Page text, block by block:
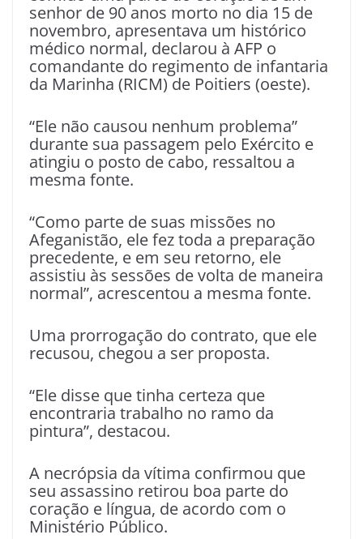
senhor de 90 anos morto no dia 15 de
novembro, apresentava um histórico
médico normal, declarou à AFP o
comandante do regimento de infantaria
da Marinha (RICM) de Poitiers (oeste).
“Ele não causou nenhum problema”
durante sua passagem pelo Exército e
atingiu o posto de cabo, ressaltou a
mesma fonte.
“Como parte de suas missões no
Afeganistão, ele fez toda a preparação
precedente, e em seu retorno, ele
assistiu às sessões de volta de maneira
normal”, acrescentou a mesma fonte.
Uma prorrogação do contrato, que ele
recusou, chegou a ser proposta.
“Ele disse que tinha certeza que
encontraria trabalho no ramo da
pintura”, destacou.
A necrópsia da vítima confirmou que
seu assassino retirou boa parte do
coração e língua, de acordo com o
Ministério Público.